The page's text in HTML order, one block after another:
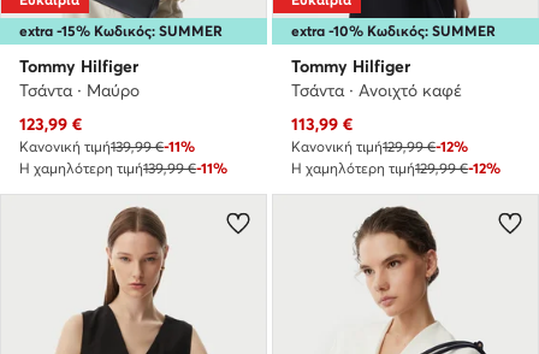
extra -15% Κωδικός: SUMMER
Tommy Hilfiger
Τσάντα · Μαύρο
Τρέχουσα τιμή
123,99 €
Κανονική τιμή139,99 €-11%
Η χαμηλότερη τιμή139,99 €-11%
extra -10% Κωδικός: SUMMER
Tommy Hilfiger
Τσάντα · Ανοιχτό καφέ
Τρέχουσα τιμή
113,99 €
Κανονική τιμή129,99 €-12%
Η χαμηλότερη τιμή129,99 €-12%